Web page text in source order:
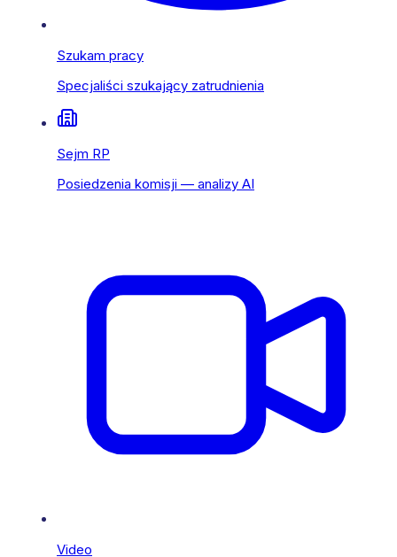
Szukam pracy
Specjaliści szukający zatrudnienia
Sejm RP
Posiedzenia komisji — analizy AI
Video